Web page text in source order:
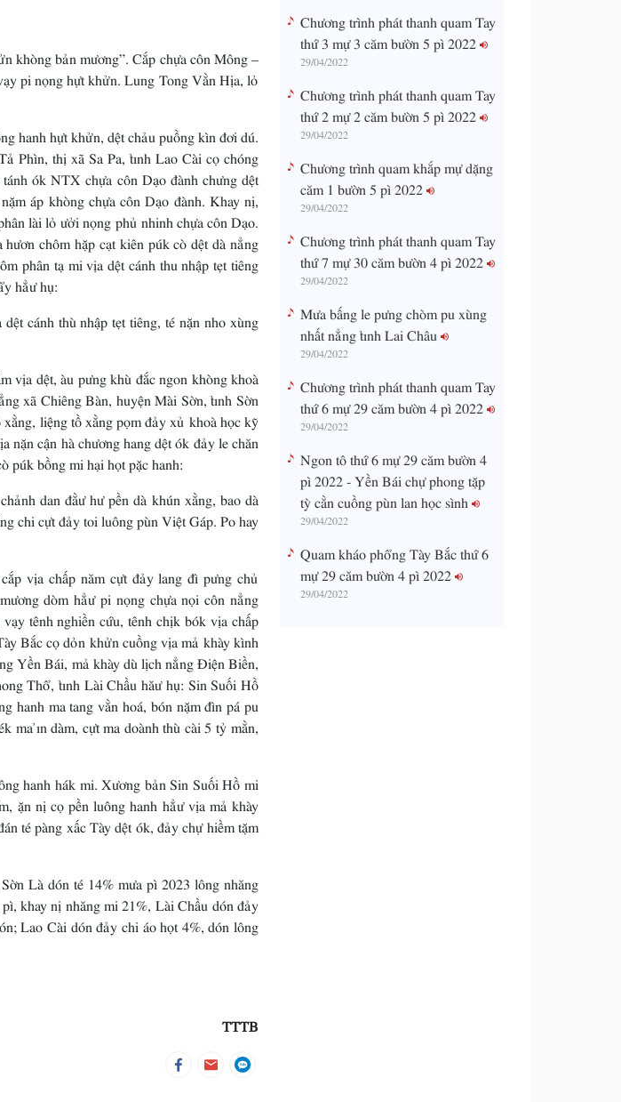
khòng bản mương”. Cắp chựa côn Mông –
pi nọng hựt khửn. Lung Tong Vằn Hịa, lỏ
hanh hựt khửn, dệt chảu puồng kìn đơi dú.
Phìn, thị xã Sa Pa, tỉnh Lao Cài cọ chóng
ók NTX chựa côn Dạo đành chưng dệt
áp khòng chựa côn Dạo đành. Khay nị,
lài lỏ ưởi nọng phủ nhinh chựa côn Dạo.
chôm hặp cạt kiên púk cò dệt dà nẳng
phân tạ mi vịa dệt cánh thu nhập tẹt tiêng
hẳư hụ:
cánh thù nhập tẹt tiêng, té nặn nho xùng
vịa dệt, àu pưng khù đắc ngon khòng khoà
xã Chiêng Bàn, huyện Mài Sờn, tỉnh Sờn
liệng tồ xằng pọm đảy xủ khoà học kỹ
nặn cận hà chương hang dệt ók đảy le chăn
púk bồng mi hại họt pặc hanh:
dan đằư hư pền dà khún xằng, bao dà
chi cựt đảy toi luông pùn Việt Gáp. Po hay
vịa chấp năm cựt đảy lang đì pưng chủ
dòm hẳư pi nọng chựa nọi côn nẳng
tênh nghiền cứu, tênh chịk bók vịa chấp
Bắc cọ dỏn khửn cuồng vịa mả khày kình
Yền Bái, mả khày dù lịch nẳng Điện Biền,
Thổ, tỉnh Lài Chầu hăư hụ: Sin Suối Hồ
hanh ma tang vằn hoá, bón nặm đìn pá pu
ma ỉn dàm, cựt ma doành thù cài 5 tỷ mằn,
hanh hák mi. Xương bản Sin Suối Hồ mi
ặn nị cọ pền luông hanh hẳư vịa mả khày
té pàng xấc Tày dệt ók, đảy chự hiềm tặm
Là dón té 14% mưa pì 2023 lông nhăng
khay nị nhăng mi 21%, Lài Chầu dón đảy
Lao Cài dón đảy chi áo họt 4%, dón lông
TTTB
Chương trình phát thanh quam Tay
thứ 3 mự 3 căm bườn 5 pì 2022
29/04/2022
Chương trình phát thanh quam Tay
thứ 2 mự 2 căm bườn 5 pì 2022
29/04/2022
Chương trình quam khắp mự dặng
căm 1 bườn 5 pì 2022
29/04/2022
Chương trình phát thanh quam Tay
thứ 7 mự 30 căm bườn 4 pì 2022
29/04/2022
Mưa bấng le pưng chòm pu xùng
nhất nẳng tỉnh Lai Châu
29/04/2022
Chương trình phát thanh quam Tay
thứ 6 mự 29 căm bườn 4 pì 2022
29/04/2022
Ngon tô thứ 6 mự 29 căm bườn 4
pì 2022 - Yền Bái chự phong tặp
tỳ cằn cuồng pùn lan học sình
29/04/2022
Quam kháo phổng Tày Bắc thứ 6
mự 29 căm bườn 4 pì 2022
29/04/2022